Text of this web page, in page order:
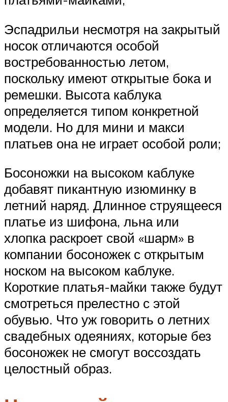
Эспадрильи несмотря на закрытый
носок отличаются особой
востребованностью летом,
поскольку имеют открытые бока и
ремешки. Высота каблука
определяется типом конкретной
модели. Но для мини и макси
платьев она не играет особой роли;
Босоножки на высоком каблуке
добавят пикантную изюминку в
летний наряд. Длинное струящееся
платье из шифона, льна или
хлопка раскроет свой «шарм» в
компании босоножек с открытым
носком на высоком каблуке.
Короткие платья-майки также будут
смотреться прелестно с этой
обувью. Что уж говорить о летних
свадебных одеяниях, которые без
босоножек не смогут воссоздать
целостный образ.